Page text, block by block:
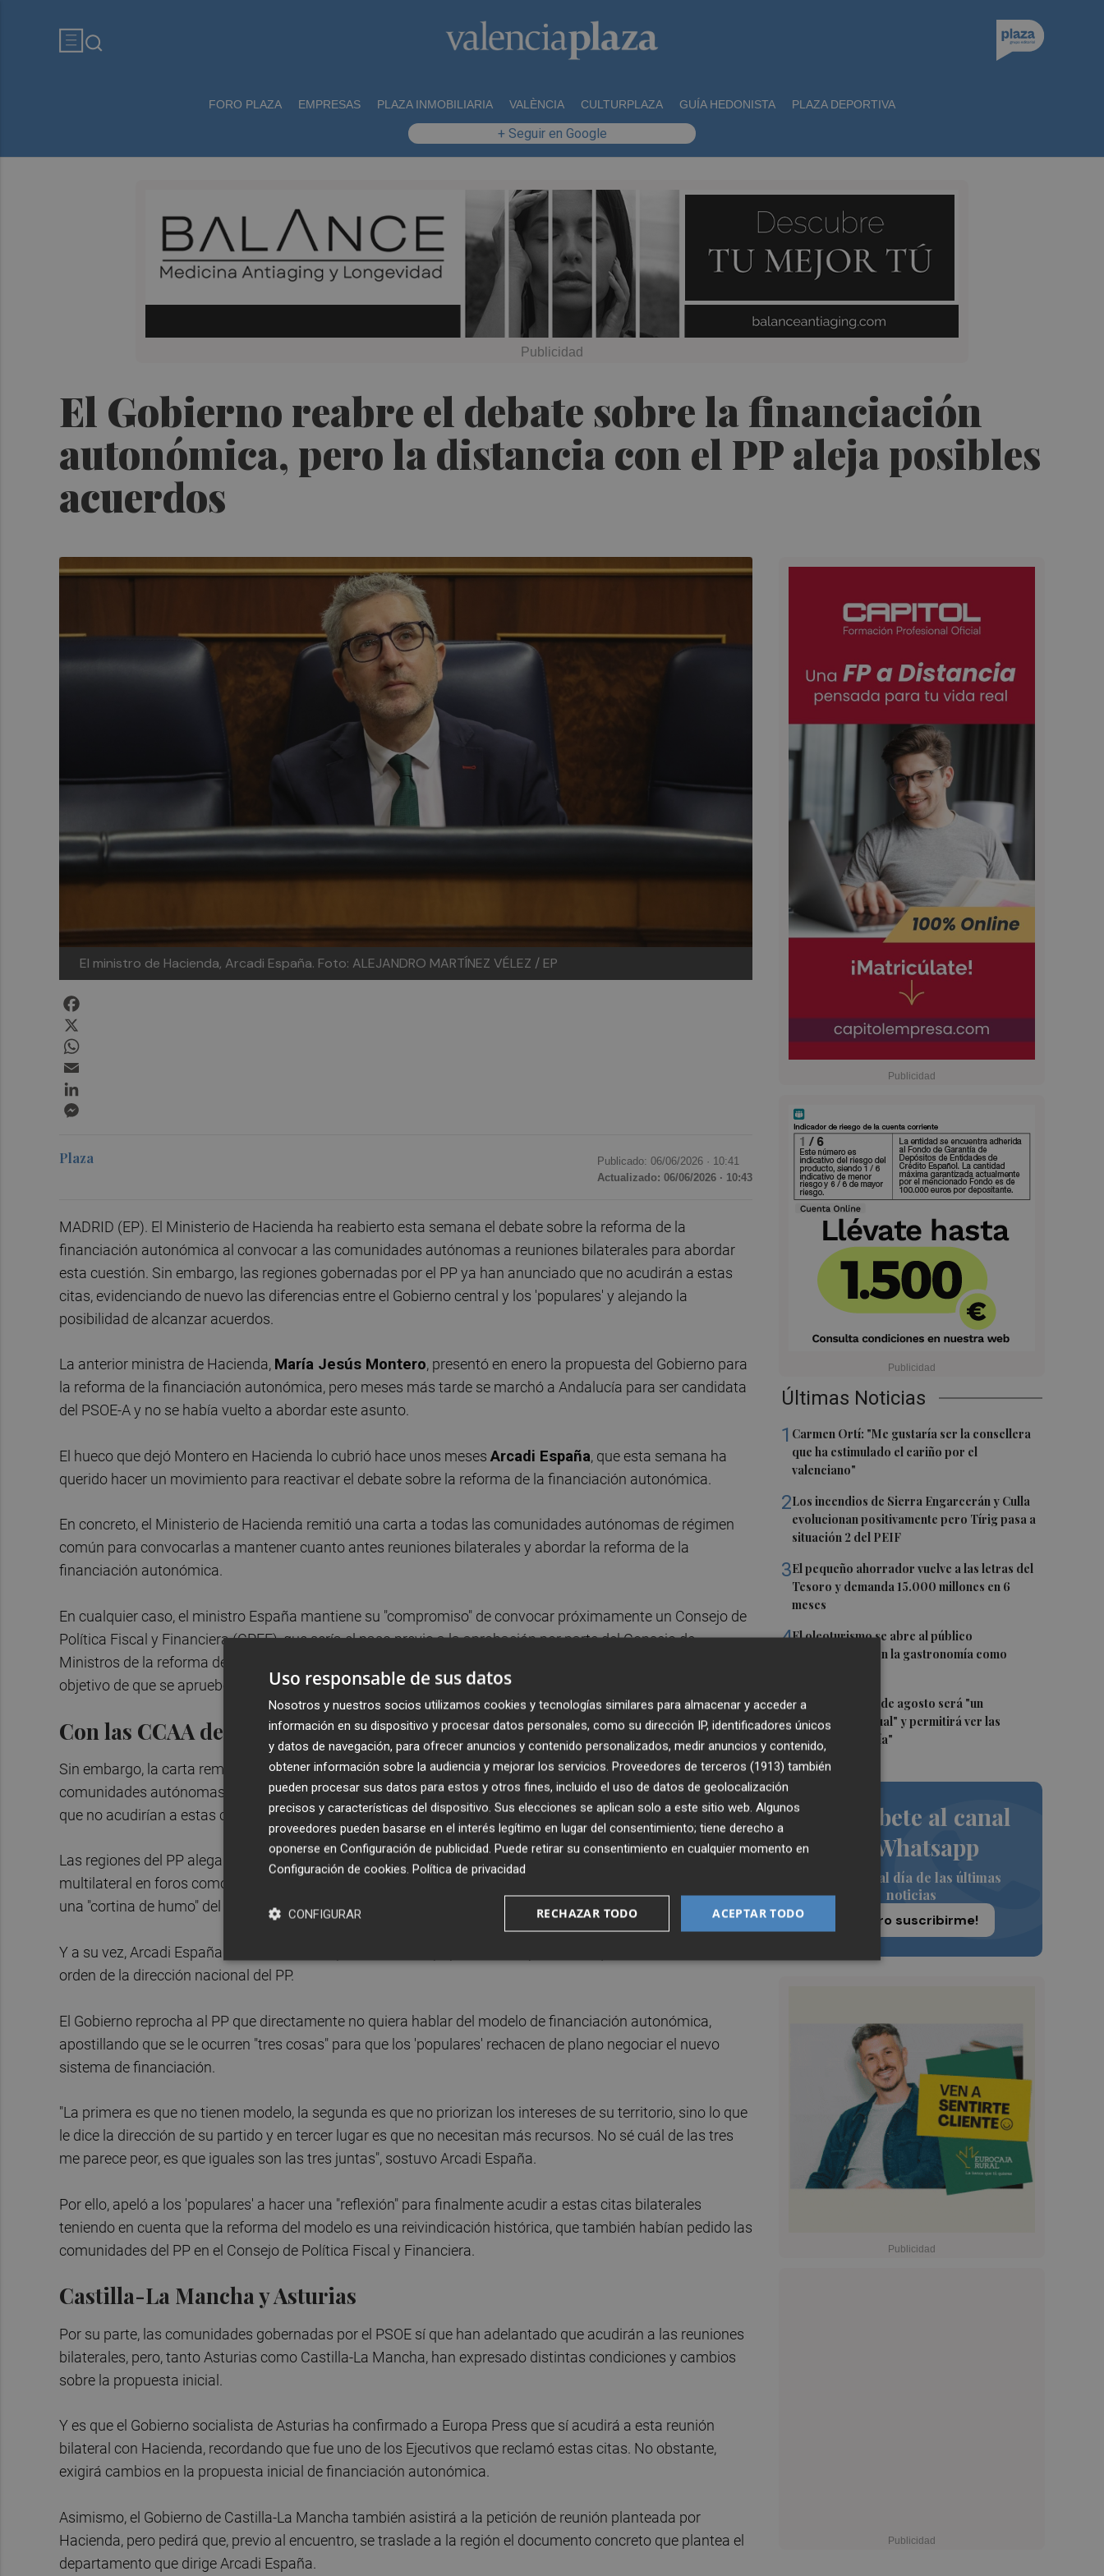
FORO PLAZA EMPRESAS PLAZA INMOBILIARIA VALÈNCIA CULTURPLAZA GUÍA HEDONISTA PLAZA DEPORTIVA
+ Seguir en Google
El Gobierno reabre el debate sobre la financiación
autonómica, pero la distancia con el PP aleja posibles
acuerdos
El ministro de Hacienda, Arcadi España. Foto: ALEJANDRO MARTÍNEZ VÉLEZ / EP
Últimas Noticias
1 Carmen Ortí: "Me gustaría ser la consellera
que ha estimulado el cariño por el
valenciano"
2Los incendios de Sierra Engarcerán y Culla
evolucionan positivamente pero Tírig pasa a
situación 2 del PEIF
3El pequeño ahorrador vuelve a las letras del
Tesoro y demanda 15.000 millones en 6
meses
4El oleoturismo se abre al público
internacional con la gastronomía como
5El eclipse del 12 de agosto será "un
espectáculo visual" y permitirá ver las
perseidas "de día"
Suscríbete al canal
de Whatsapp
Siempre al día de las últimas
noticias
¡Quiero suscribirme!
Plaza Publicado: 06/06/2026 · 10:41
Actualizado: 06/06/2026 · 10:43
MADRID (EP). El Ministerio de Hacienda ha reabierto esta semana el debate sobre la reforma de la
financiación autonómica al convocar a las comunidades autónomas a reuniones bilaterales para abordar
esta cuestión. Sin embargo, las regiones gobernadas por el PP ya han anunciado que no acudirán a estas
citas, evidenciando de nuevo las diferencias entre el Gobierno central y los 'populares' y alejando la
posibilidad de alcanzar acuerdos.
La anterior ministra de Hacienda, María Jesús Montero, presentó en enero la propuesta del Gobierno para
la reforma de la financiación autonómica, pero meses más tarde se marchó a Andalucía para ser candidata
del PSOE-A y no se había vuelto a abordar este asunto.
El hueco que dejó Montero en Hacienda lo cubrió hace unos meses Arcadi España, que esta semana ha
querido hacer un movimiento para reactivar el debate sobre la reforma de la financiación autonómica.
En concreto, el Ministerio de Hacienda remitió una carta a todas las comunidades autónomas de régimen
común para convocarlas a mantener cuanto antes reuniones bilaterales y abordar la reforma de la
financiación autonómica.
En cualquier caso, el ministro España mantiene su "compromiso" de convocar próximamente un Consejo de
Política Fiscal y Financiera (CPFF), que sería el paso previo a la aprobación por parte del Consejo de
Ministros de la reforma del sistema de financiación autonómica y el inicio del trámite parlamentario con el
objetivo de que se apruebe antes de finalizar el año.
Con las CCAA del PP en contra
Sin embargo, la carta remitida por Hacienda ha provocado una reacción en cadena de todas las
comunidades autónomas del PP, que salieron en bloque a rechazar estas reuniones bilaterales y avanzaron
que no acudirían a estas citas con Moncloa.
Las regiones del PP alegan que la reforma de la financiación autonómica se debe abordar de manera
multilateral en foros como el Consejo de Política Fiscal y Financiera, además de denunciar que se trata de
una "cortina de humo" del Gobierno.
Y a su vez, Arcadi España ha criticado esta postura de los 'populares', sospechando que se trata de una
orden de la dirección nacional del PP.
El Gobierno reprocha al PP que directamente no quiera hablar del modelo de financiación autonómica,
apostillando que se le ocurren "tres cosas" para que los 'populares' rechacen de plano negociar el nuevo
sistema de financiación.
"La primera es que no tienen modelo, la segunda es que no priorizan los intereses de su territorio, sino lo que
le dice la dirección de su partido y en tercer lugar es que no necesitan más recursos. No sé cuál de las tres
me parece peor, es que iguales son las tres juntas", sostuvo Arcadi España.
Por ello, apeló a los 'populares' a hacer una "reflexión" para finalmente acudir a estas citas bilaterales
teniendo en cuenta que la reforma del modelo es una reivindicación histórica, que también habían pedido las
comunidades del PP en el Consejo de Política Fiscal y Financiera.
Castilla-La Mancha y Asturias
Por su parte, las comunidades gobernadas por el PSOE sí que han adelantado que acudirán a las reuniones
bilaterales, pero, tanto Asturias como Castilla-La Mancha, han expresado distintas condiciones y cambios
sobre la propuesta inicial.
Y es que el Gobierno socialista de Asturias ha confirmado a Europa Press que sí acudirá a esta reunión
bilateral con Hacienda, recordando que fue uno de los Ejecutivos que reclamó estas citas. No obstante,
exigirá cambios en la propuesta inicial de financiación autonómica.
Asimismo, el Gobierno de Castilla-La Mancha también asistirá a la petición de reunión planteada por
Hacienda, pero pedirá que, previo al encuentro, se traslade a la región el documento concreto que plantea el
departamento que dirige Arcadi España.
Uso responsable de sus datos
Nosotros y nuestros socios utilizamos cookies y tecnologías similares para almacenar y acceder a
información en su dispositivo y procesar datos personales, como su dirección IP, identificadores únicos
y datos de navegación, para ofrecer anuncios y contenido personalizados, medir anuncios y contenido,
obtener información sobre la audiencia y mejorar los servicios. Proveedores de terceros (1913) también
pueden procesar sus datos para estos y otros fines, incluido el uso de datos de geolocalización
precisos y características del dispositivo. Sus elecciones se aplican solo a este sitio web. Algunos
proveedores pueden basarse en el interés legítimo en lugar del consentimiento; tiene derecho a
oponerse en Configuración de publicidad. Puede retirar su consentimiento en cualquier momento en
Configuración de cookies. Política de privacidad
ACEPTAR TODO
RECHAZAR TODO
CONFIGURAR